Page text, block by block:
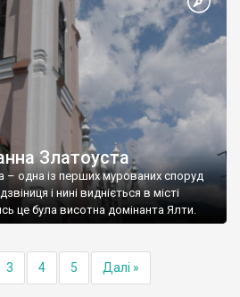
Златоуста
– одна із перших мурованих споруд
і нині видніється в місті
це була висотна домінанта Ялти.
3 4 5 Далі »